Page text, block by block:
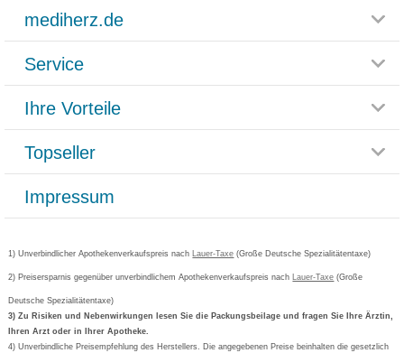
mediherz.de
Glossar
Häufig gestellte Fragen
Datenschutz
AGB
Cookie-Einstellungen
Vertrag widerrufen
Service
Rücksendemöglichkeit
Paketlieferstatus
Versandkosten
Bestellschein ausfüllen
Newsletteranmeldung
Ihre Vorteile
Rezeptlieferung
Bonusprogramm
Gutschein und Rabatte
Kundenbewertung
Topseller
Grippostad
Bepanthen
Formoline
Wick
Impressum
1) Unverbindlicher Apothekenverkaufspreis nach Lauer-Taxe (Große Deutsche Spezialitätentaxe)
2) Preisersparnis gegenüber unverbindlichem Apothekenverkaufspreis nach Lauer-Taxe (Große
Deutsche Spezialitätentaxe)
3) Zu Risiken und Nebenwirkungen lesen Sie die Packungsbeilage und fragen Sie Ihre Ärztin,
Ihren Arzt oder in Ihrer Apotheke.
4) Unverbindliche Preisempfehlung des Herstellers. Die angegebenen Preise beinhalten die gesetzlich